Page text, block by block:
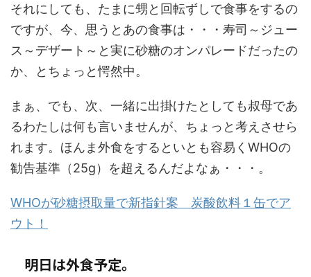
それにしても、たまに甥と回転ずしで食事をするの
ですが、今、思うとあの食事は・・・寿司～ジュー
ス～デザート～と実に砂糖のオンパレードだったの
か、とちょっと愕然中。
まぁ、でも、次、一緒に出掛けたとしても叔母であ
るわたしは何も言いませんが、ちょっと考えさせら
れます。ほんま外食をするといとも容易くWHOの
勧告基準（25g）を超えるんだよなぁ・・・。
WHOが砂糖摂取量で新指針案 炭酸飲料１缶でア
ウト！
明日は外食予定。